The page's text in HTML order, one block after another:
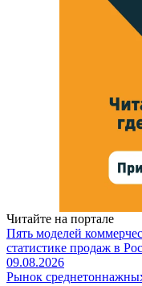
Читайте на портале
Пять моделей
статистике продаж в
09.08.2026
Рынок